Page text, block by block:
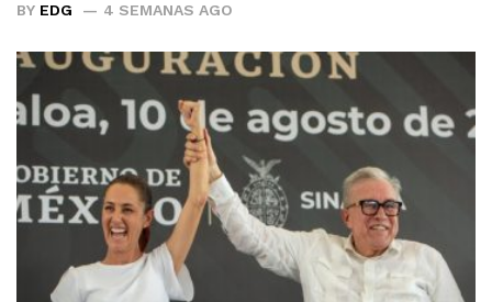
BY EDG 4 SEMANAS AGO